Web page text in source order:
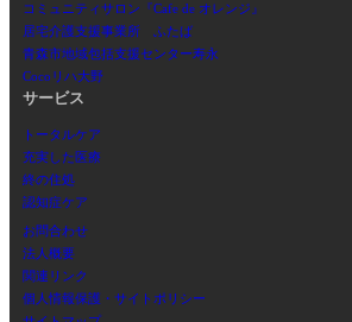
コミュニティサロン『Cafe de オレンジ』
居宅介護支援事業所 ふたば
青森市地域包括支援センター寿永
Cocoリハ大野
サービス
トータルケア
充実した医療
終の住処
認知症ケア
お問合わせ
法人概要
関連リンク
個人情報保護・サイトポリシー